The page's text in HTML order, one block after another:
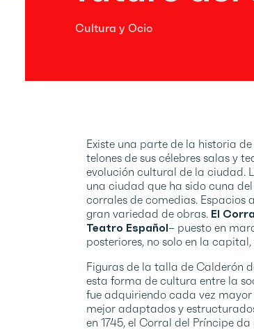
Cultura y Ocio
Existe una parte de la historia
telones de sus célebres salas y
evolución cultural de la ciudad.
una ciudad que ha sido cuna
corrales de comedias. Espacios
gran variedad de obras. El
Teatro Español– puesto en
posteriores, no solo en la
Figuras de la talla de Calderón
esta forma de cultura entre la
fue adquiriendo cada vez
mejor adaptados y
en 1745, el Corral del Príncipe